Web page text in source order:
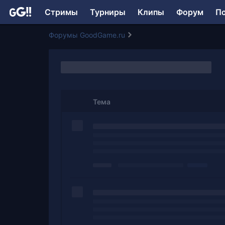
Стримы Турниры Клипы Форум
Форумы GoodGame.ru
Тема